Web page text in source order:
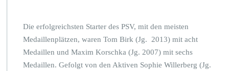
r
S
h
w
Die erfolgreichsten Starter des PSV, mit den meisten
Medaillenplätzen, waren Tom Birk (Jg. 2013) mit acht
Medaillen und Maxim Korschka (Jg. 2007) mit sechs
Medaillen. Gefolgt von den Aktiven Sophie Willerberg (Jg.